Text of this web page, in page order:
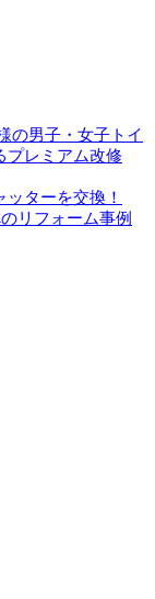
の男子・女子トイ
プレミアム改修
ッターを交換！
リフォーム事例